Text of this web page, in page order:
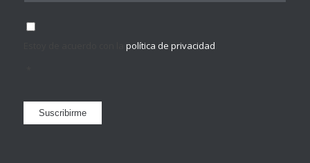
Empresa
Consentimiento
política de privacidad
Suscribirme